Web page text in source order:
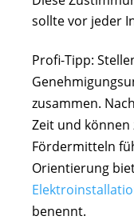
sollte vor jeder
Profi-Tipp:
zusammen.
Zeit und
Fördermitteln
Orientierung
benennt.